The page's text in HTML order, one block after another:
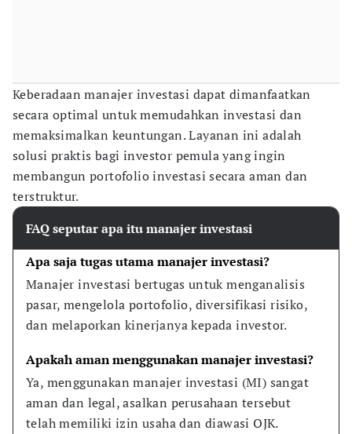
Keberadaan manajer investasi dapat dimanfaatkan
secara optimal untuk memudahkan investasi dan
memaksimalkan keuntungan. Layanan ini adalah
solusi praktis bagi investor pemula yang ingin
membangun portofolio investasi secara aman dan
terstruktur.
FAQ seputar apa itu manajer investasi
Apa saja tugas utama manajer investasi?
Manajer investasi bertugas untuk menganalisis
pasar, mengelola portofolio, diversifikasi risiko,
dan melaporkan kinerjanya kepada investor.
Apakah aman menggunakan manajer investasi?
Ya, menggunakan manajer investasi (MI) sangat
aman dan legal, asalkan perusahaan tersebut
telah memiliki izin usaha dan diawasi OJK.